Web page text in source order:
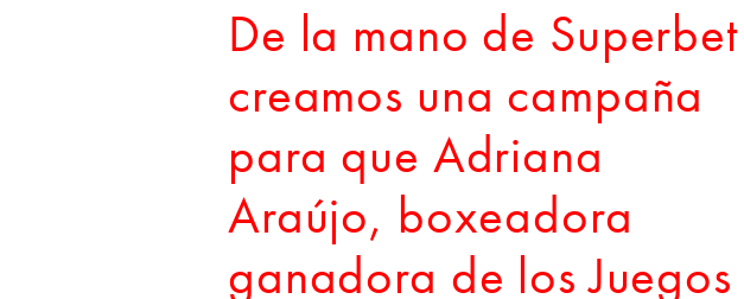
De la mano de Superbet
creamos una campaña
para que Adriana
Araújo, boxeadora
ganadora de los Juegos